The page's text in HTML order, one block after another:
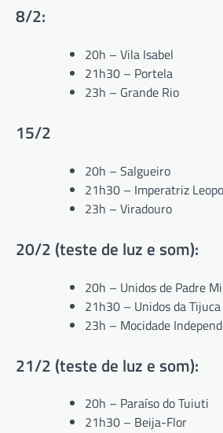
8/2:
20h – Vila Isabel
21h30 – Portela
23h – Grande Rio
15/2
20h – Salgueiro
21h30 – Imperatriz
23h – Viradouro
20/2 (teste de luz e som):
20h – Unidos de Padre
21h30 – Unidos da Tijuca
23h – Mocidade
21/2 (teste de luz e som):
20h – Paraíso do Tuiuti
21h30 – Beija-Flor